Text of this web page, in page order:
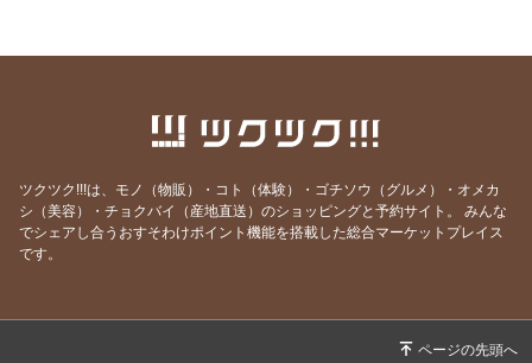
2025/05/28284.『東京』
282.『葛藤』
2025/03/31280.『化身』
2025/02/25
ツクツク!!!は、モノ（物販）・コト（体験）・ゴチソウ（グルメ）・オメカ
シ（美容）・チョクバイ（産地直送）のショッピングと予約サイト。
みんな
でシェアし合うおすそわけポイント機能を搭載した総合マーケットプレイス
です。